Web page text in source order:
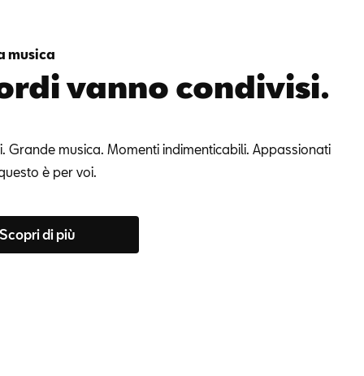
musica
vanno condivisi.
Grande musica. Momenti indimenticabili. Appassionati
è per voi.
Scopri di più